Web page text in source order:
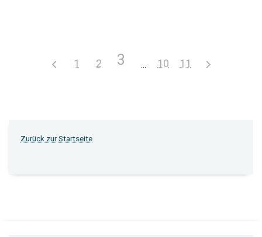
1 2 3 10 11
Zurück zur Startseite